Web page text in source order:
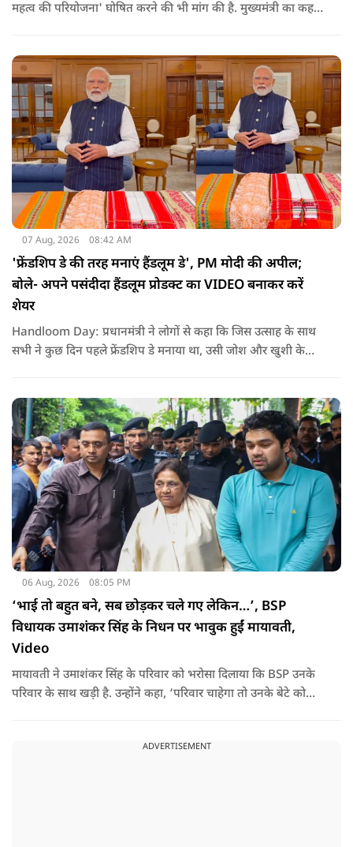
महत्व की परियोजना' घोषित करने की भी मांग की है. मुख्यमंत्री का कहना
की समस्या को काफी हद तक कम किया जा सकता है.
07 Aug, 2026 08:42 AM
'फ्रेंडशिप डे की तरह मनाएं हैंडलूम डे', PM मोदी की अपील;
बोले- अपने पसंदीदा हैंडलूम प्रोडक्ट का VIDEO बनाकर करें
शेयर
Handloom Day: प्रधानमंत्री ने लोगों से कहा कि जिस उत्साह के साथ
सभी ने कुछ दिन पहले फ्रेंडशिप डे मनाया था, उसी जोश और खुशी के
06 Aug, 2026 08:05 PM
‘भाई तो बहुत बने, सब छोड़कर चले गए लेकिन…’, BSP
विधायक उमाशंकर सिंह के निधन पर भावुक हुईं मायावती,
Video
मायावती ने उमाशंकर सिंह के परिवार को भरोसा दिलाया कि BSP उनके
परिवार के साथ खड़ी है. उन्होंने कहा, ‘परिवार चाहेगा तो उनके बेटे को
ADVERTISEMENT